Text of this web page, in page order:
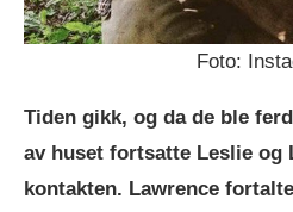
Foto:
Tiden gikk, og da de ble
av huset fortsatte Leslie og
kontakten. Lawrence